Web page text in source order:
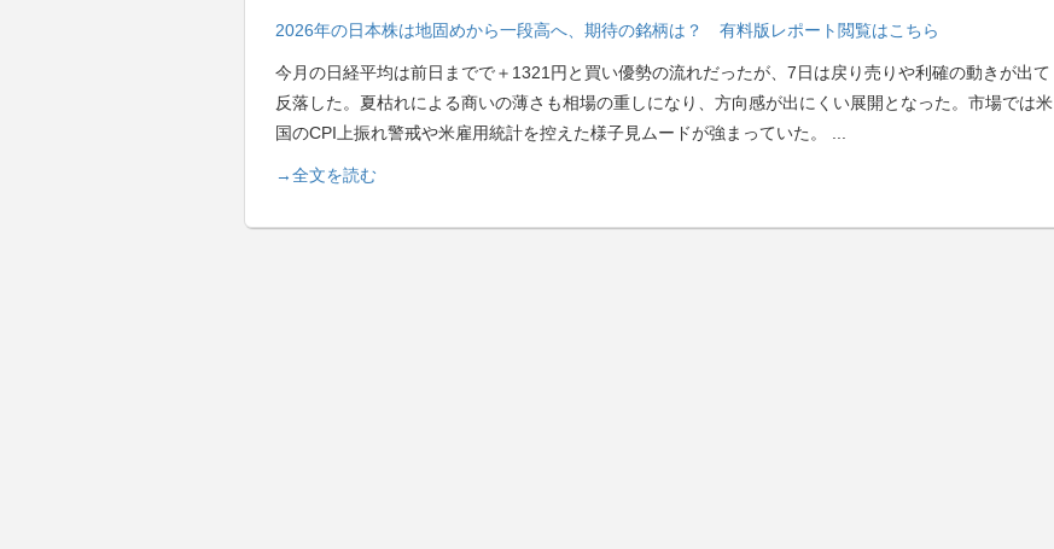
2026年の日本株は地固めから一段高へ、期待の銘柄は？ 有料版レポート閲覧はこちら
今月の日経平均は前日までで＋1321円と買い優勢の流れだったが、7日は戻り売りや利確の動きが出て
反落した。夏枯れによる商いの薄さも相場の重しになり、方向感が出にくい展開となった。市場では米
国のCPI上振れ警戒や米雇用統計を控えた様子見ムードが強まっていた。
→全文を読む